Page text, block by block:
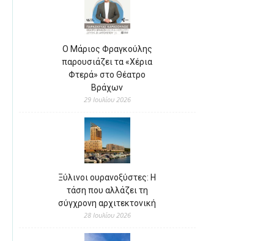
Ο Μάριος Φραγκούλης
παρουσιάζει τα «Χέρια
Φτερά» στο Θέατρο
Βράχων
29 Ιουλίου 2026
Ξύλινοι ουρανοξύστες: Η
τάση που αλλάζει τη
σύγχρονη αρχιτεκτονική
28 Ιουλίου 2026